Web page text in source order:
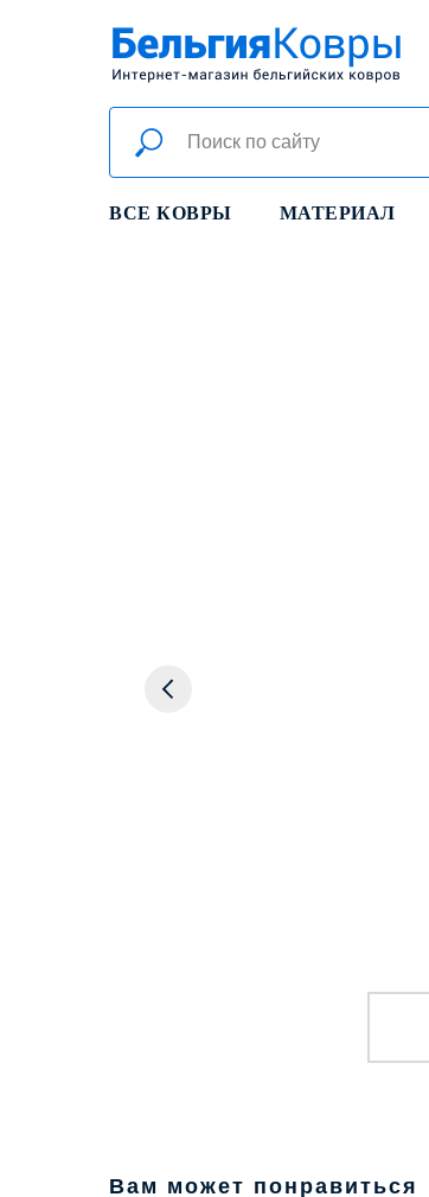
ВСЕ КОВРЫ МАТЕРИАЛ
Вам может понравиться